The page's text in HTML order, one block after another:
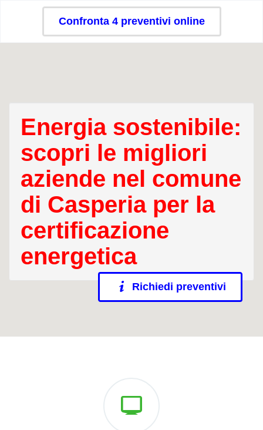
Confronta 4 preventivi online
Energia sostenibile:
scopri le migliori
aziende nel comune
di Casperia per la
certificazione
energetica
Richiedi preventivi